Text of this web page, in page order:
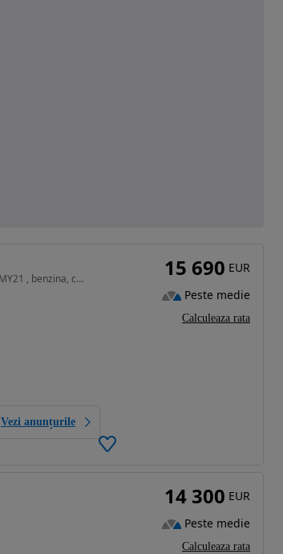
1591 cm3 • 132 CP • KIA Sportage 1.6 GDI 6MT 132cp 4x2 CLASSIC MY21 , benzina, cutie manua
Vezi anunțurile
15 690 EUR
Peste medie
Calculeaza rata
14 300 EUR
Peste medie
Calculeaza rata